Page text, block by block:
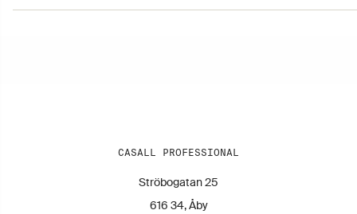
CASALL PROFESSIONAL
Ströbogatan 25
616 34, Åby